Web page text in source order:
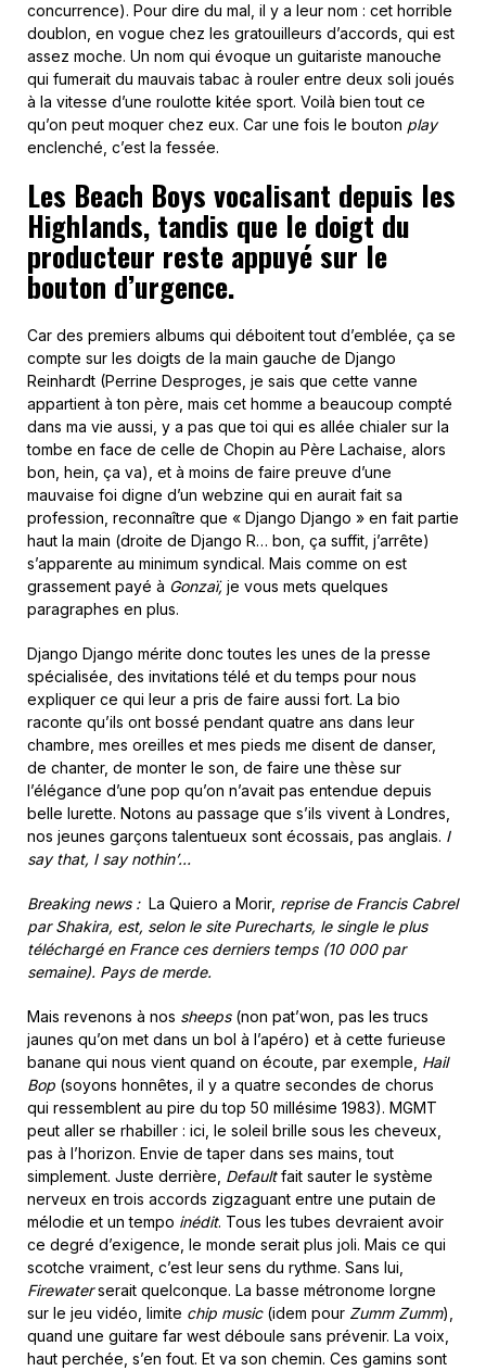
concurrence). Pour dire du mal, il y a leur nom : cet horrible
doublon, en vogue chez les gratouilleurs d’accords, qui est
assez moche. Un nom qui évoque un guitariste manouche
qui fumerait du mauvais tabac à rouler entre deux soli joués
à la vitesse d’une roulotte kitée sport. Voilà bien tout ce
qu’on peut moquer chez eux. Car une fois le bouton play
enclenché, c’est la fessée.
Les Beach Boys vocalisant depuis les
Highlands, tandis que le doigt du
producteur reste appuyé sur le
bouton d’urgence.
Car des premiers albums qui déboitent tout d’emblée, ça se
compte sur les doigts de la main gauche de Django
Reinhardt (Perrine Desproges, je sais que cette vanne
appartient à ton père, mais cet homme a beaucoup compté
dans ma vie aussi, y a pas que toi qui es allée chialer sur la
tombe en face de celle de Chopin au Père Lachaise, alors
bon, hein, ça va), et à moins de faire preuve d’une
mauvaise foi digne d’un webzine qui en aurait fait sa
profession, reconnaître que « Django Django » en fait partie
haut la main (droite de Django R… bon, ça suffit, j’arrête)
s’apparente au minimum syndical. Mais comme on est
grassement payé à Gonzaï, je vous mets quelques
paragraphes en plus.
Django Django mérite donc toutes les unes de la presse
spécialisée, des invitations télé et du temps pour nous
expliquer ce qui leur a pris de faire aussi fort. La bio
raconte qu’ils ont bossé pendant quatre ans dans leur
chambre, mes oreilles et mes pieds me disent de danser,
de chanter, de monter le son, de faire une thèse sur
l’élégance d’une pop qu’on n’avait pas entendue depuis
belle lurette. Notons au passage que s’ils vivent à Londres,
nos jeunes garçons talentueux sont écossais, pas anglais. I
say that, I say nothin’…
Breaking news : La Quiero a Morir, reprise de Francis Cabrel
par Shakira, est, selon le site Purecharts, le single le plus
téléchargé en France ces derniers temps (10 000 par
semaine). Pays de merde.
Mais revenons à nos sheeps(non pat’won, pas les trucs
jaunes qu’on met dans un bol à l’apéro) et à cette furieuse
banane qui nous vient quand on écoute, par exemple, Hail
Bop (soyons honnêtes, il y a quatre secondes de chorus
qui ressemblent au pire du top 50 millésime 1983). MGMT
peut aller se rhabiller : ici, le soleil brille sous les cheveux,
pas à l’horizon. Envie de taper dans ses mains, tout
simplement. Juste derrière, Defaultfait sauter le système
nerveux en trois accords zigzaguant entre une putain de
mélodie et un tempo inédit. Tous les tubes devraient avoir
ce degré d’exigence, le monde serait plus joli. Mais ce qui
scotche vraiment, c’est leur sens du rythme. Sans lui,
Firewaterserait quelconque. La basse métronome lorgne
sur le jeu vidéo, limite chip music(idem pour Zumm Zumm),
quand une guitare far west déboule sans prévenir. La voix,
haut perchée, s’en fout. Et va son chemin. Ces gamins sont